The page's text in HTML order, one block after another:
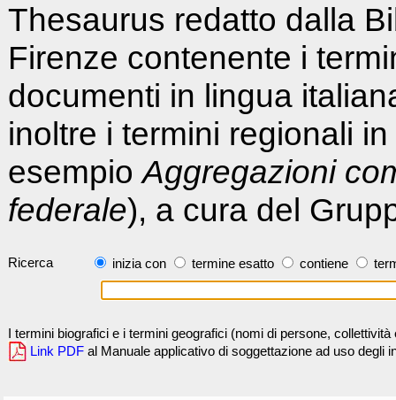
Thesaurus redatto dalla
Firenze contenente i
documenti in lingua
inoltre i termini regionali
esempioAggregazioni
federale), a cura del
Ricerca inizia con termine esatto contiene
I termini biografici e i termini geografici (nomi di persone,
Link PDF al Manuale applicativo di soggettazione ad uso degli